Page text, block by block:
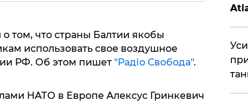
том, что страны Балтии якобы
использовать свое воздушное
РФ. Об этом пишет "Радіо Свобода".
НАТО в Европе Алексус Гринкевич